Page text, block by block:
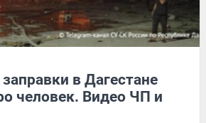
в Дагестане
человек. Видео ЧП и